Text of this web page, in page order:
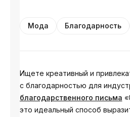
Мода Благодарность
Ищете креативный и
с благодарностью для
благодарственного письма
это идеальный способ